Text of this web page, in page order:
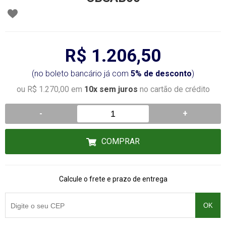
R$ 1.206,50
(no boleto bancário já com 5% de desconto)
ou R$ 1.270,00 em 10x sem juros no cartão de crédito
- +
COMPRAR
Calcule o frete e prazo de entrega
OK